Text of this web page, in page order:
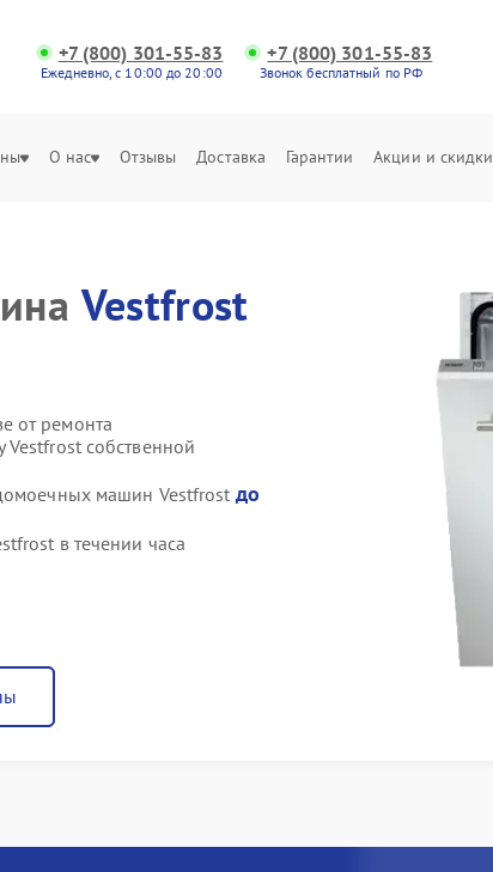
+7 (800) 301-55-83
Ежедневно, с 10:00 до 20:00
+7 (800) 301-55-83
Звонок бесплатный по РФ
О нас Отзывы Доставка Гарантии Акции и скидки
Vestfrost
от ремонта
собственной
машин Vestfrost до
в течении часа